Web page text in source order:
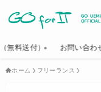
無料送付） お問い合わ
ホーム フリーランス